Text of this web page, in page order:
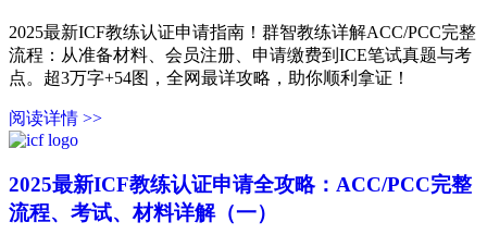
2025最新ICF教练认证申请指南！群智教练详解ACC/PCC完整
流程：从准备材料、会员注册、申请缴费到ICE笔试真题与考
点。超3万字+54图，全网最详攻略，助你顺利拿证！
阅读详情 >>
2025最新ICF教练认证申请全攻略：ACC/PCC完整
流程、考试、材料详解（一）